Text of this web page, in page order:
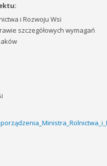
i Rozwoju Wsi
szczegółowych wymagań